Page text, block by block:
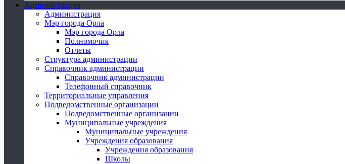
Администрация
Администрация
Мэр города Орла
Мэр города Орла
Полномочия
Отчеты
Структура администрации
Справочник администрации
Справочник администрации
Телефонный справочник
Территориальные управления
Подведомственные организации
Подведомственные организации
Муниципальные учреждения
Муниципальные учреждения
Учреждения образования
Учреждения образования
Школы